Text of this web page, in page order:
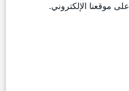
على موقعنا الإلكتروني.